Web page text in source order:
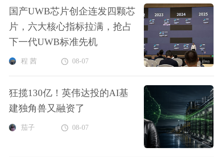
国产UWB芯片创企连发四颗芯
片，六大核心指标拉满，抢占
下一代UWB标准先机
程 茜 08-07
狂揽130亿！英伟达投的AI基
建独角兽又融资了
茄子 08-07